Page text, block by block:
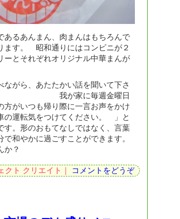
るあんまん、肉まんはもちろんで
ます。 昭和通りにはコンビニが２
とそれぞれオリジナル中華まんが
がら、あたたかい話を聞いて下さ
毎週金曜日
がいつも帰り際に一言お声をかけ
運転気をつけてください。 」と
。形のおもてなしではなく、言葉
和やかに過ごすことができます。
か？
クト クリエイト｜ コメントをどうぞ